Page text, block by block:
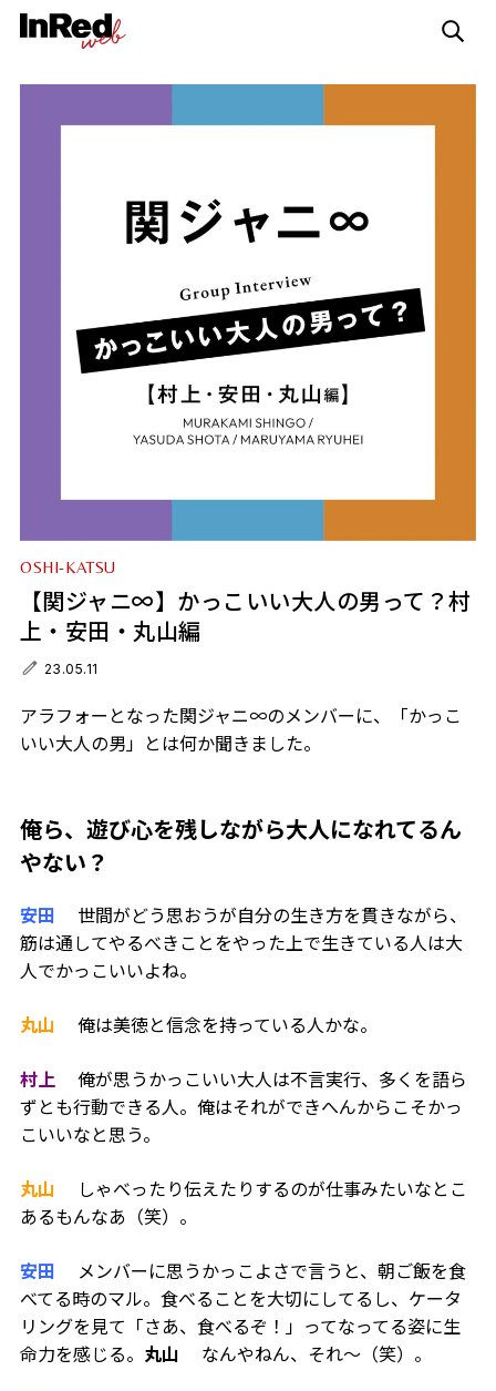
OSHI-KATSU
【関ジャニ∞】かっこいい大人の男って？村
上・安田・丸山編
23.05.11
アラフォーとなった関ジャニ∞のメンバーに、「かっこ
いい大人の男」とは何か聞きました。
俺ら、遊び心を残しながら大人になれてるん
やない？
安田 世間がどう思おうが自分の生き方を貫きながら、
筋は通してやるべきことをやった上で生きている人は大
人でかっこいいよね。
丸山 俺は美徳と信念を持っている人かな。
村上俺が思うかっこいい大人は不言実行、多くを語ら
ずとも行動できる人。俺はそれができへんからこそかっ
こいいなと思う。
丸山 しゃべったり伝えたりするのが仕事みたいなとこ
あるもんなあ（笑）。
安田 メンバーに思うかっこよさで言うと、朝ご飯を食
べてる時のマル。食べることを大切にしてるし、ケータ
リングを見て「さあ、食べるぞ！」ってなってる姿に生
命力を感じる。 丸山 なんやねん、それ〜（笑）。